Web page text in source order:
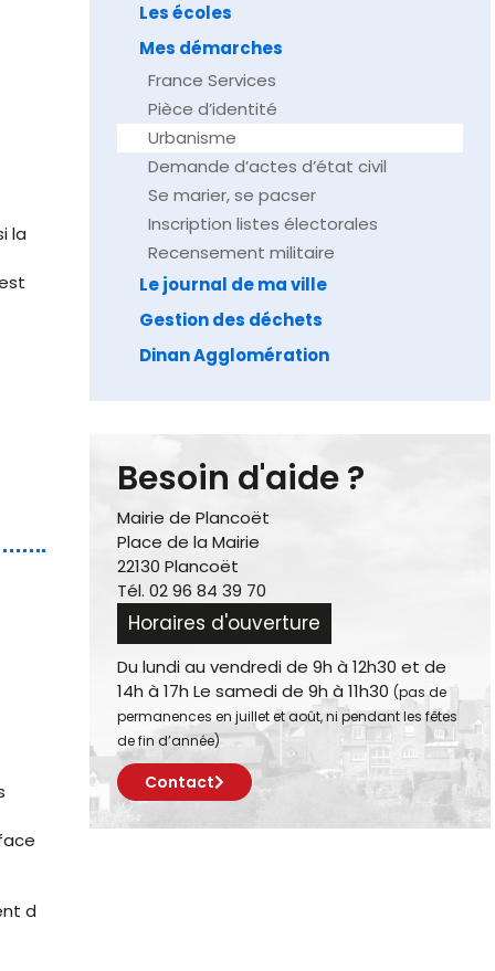
la
d
Les écoles
Mes démarches
France Services
Pièce d’identité
Urbanisme
Demande d’actes d’état civil
Se marier, se pacser
Inscription listes électorales
Recensement militaire
Le journal de ma ville
Gestion des déchets
Dinan Agglomération
Besoin d'aide ?
Mairie de Plancoët
Place de la Mairie
22130 Plancoët
Tél. 02 96 84 39 70
Horaires d'ouverture
Du lundi au vendredi de 9h à 12h30 et de
14h à 17h Le samedi de 9h à 11h30 (pas de
permanences en juillet et août, ni pendant les fêtes
de fin d’année)
Contact